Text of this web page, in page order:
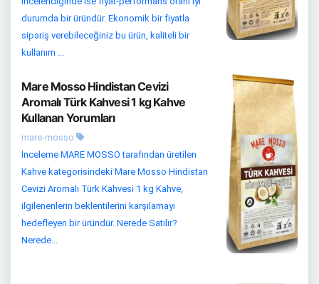
durumda bir üründür. Ekonomik bir fiyatla
sipariş verebileceğiniz bu ürün, kaliteli bir
kullanım ...
Mare Mosso Hindistan Cevizi
Aromalı Türk Kahvesi 1 kg Kahve
Kullanan Yorumları
mare-mosso
İnceleme MARE MOSSO tarafından üretilen
Kahve kategorisindeki Mare Mosso Hindistan
Cevizi Aromalı Türk Kahvesi 1 kg Kahve,
ilgilenenlerin beklentilerini karşılamayı
hedefleyen bir üründür. Nerede Satılır?
Nerede...